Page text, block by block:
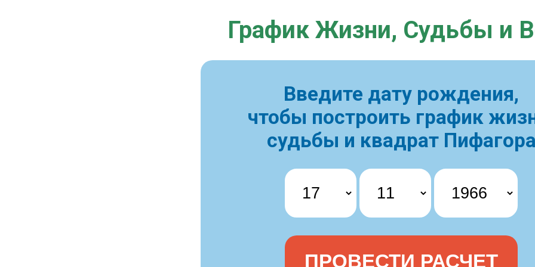
График Жизни, Судьбы и
Введите дату рождения,
чтобы построить график
судьбы и квадрат Пифагора
ПРОВЕСТИ РАСЧЕТ